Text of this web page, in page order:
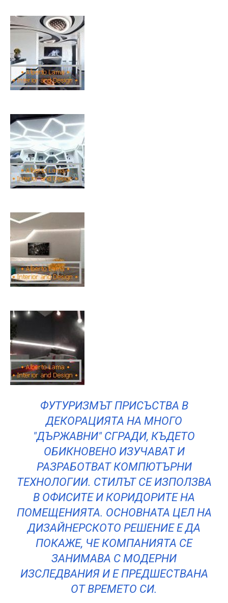
ФУТУРИЗМЪТ ПРИСЪСТВА В
ДЕКОРАЦИЯТА НА МНОГО
"ДЪРЖАВНИ" СГРАДИ, КЪДЕТО
ОБИКНОВЕНО ИЗУЧАВАТ И
РАЗРАБОТВАТ КОМПЮТЪРНИ
ТЕХНОЛОГИИ. СТИЛЪТ СЕ ИЗПОЛЗВА
В ОФИСИТЕ И КОРИДОРИТЕ НА
ПОМЕЩЕНИЯТА. ОСНОВНАТА ЦЕЛ НА
ДИЗАЙНЕРСКОТО РЕШЕНИЕ Е ДА
ПОКАЖЕ, ЧЕ КОМПАНИЯТА СЕ
ЗАНИМАВА С МОДЕРНИ
ИЗСЛЕДВАНИЯ И Е ПРЕДШЕСТВАНА
ОТ ВРЕМЕТО СИ.